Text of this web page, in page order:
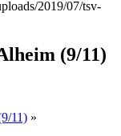
(9/11)
11) »